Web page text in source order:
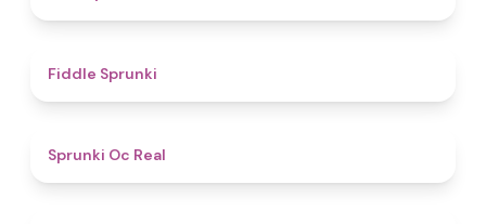
Fiddle Sprunki
Sprunki Oc Real